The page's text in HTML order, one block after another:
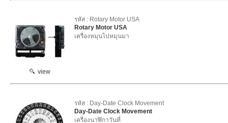
view
รหัส : Rotary Motor USA
Rotary Motor USA
เครื่องหมุนไปหมุนมา
รหัส : Day-Date Clock Movement
Day-Date Clock Movement
เครื่องนาฬิกาวันที่